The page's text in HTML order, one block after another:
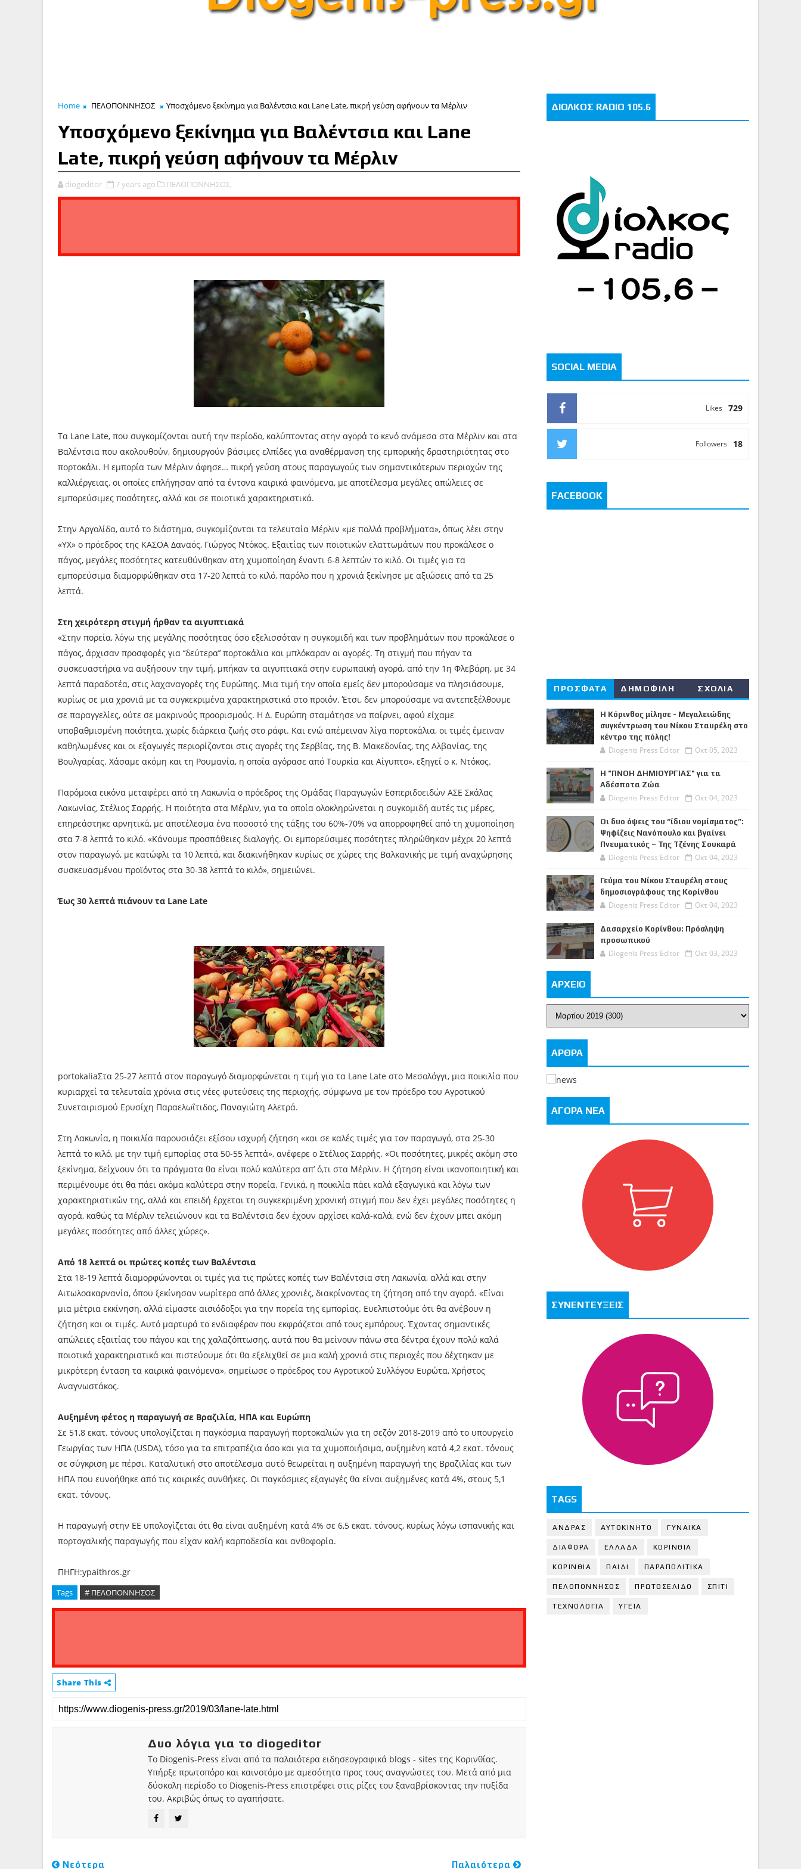
Home ΠΕΛΟΠΟΝΝΗΣΟΣ Υποσχόμενο ξεκίνημα για Βαλέντσια και Lane Late, πικρή γεύση αφήνουν τα Μέρλιν
Υποσχόμενο ξεκίνημα για Βαλέντσια και Lane
Late, πικρή γεύση αφήνουν τα Μέρλιν
diogeditor 7 years ago ΠΕΛΟΠΟΝΝΗΣΟΣ,
Τα Lane Late, που συγκομίζονται αυτή την περίοδο, καλύπτοντας στην αγορά το κενό ανάμεσα στα Μέρλιν και στα
Βαλέντσια που ακολουθούν, δημιουργούν βάσιμες ελπίδες για αναθέρμανση της εμπορικής δραστηριότητας στο
πορτοκάλι. Η εμπορία των Μέρλιν άφησε… πικρή γεύση στους παραγωγούς των σημαντικότερων περιοχών της
καλλιέργειας, οι οποίες επλήγησαν από τα έντονα καιρικά φαινόμενα, με αποτέλεσμα μεγάλες απώλειες σε
εμπορεύσιμες ποσότητες, αλλά και σε ποιοτικά χαρακτηριστικά.
Στην Αργολίδα, αυτό το διάστημα, συγκομίζονται τα τελευταία Μέρλιν «με πολλά προβλήματα», όπως λέει στην
«ΥΧ» ο πρόεδρος της ΚΑΣΟΑ Δαναός, Γιώργος Ντόκος. Εξαιτίας των ποιοτικών ελαττωμάτων που προκάλεσε ο
πάγος, μεγάλες ποσότητες κατευθύνθηκαν στη χυμοποίηση έναντι 6-8 λεπτών το κιλό. Οι τιμές για τα
εμπορεύσιμα διαμορφώθηκαν στα 17-20 λεπτά το κιλό, παρόλο που η χρονιά ξεκίνησε με αξιώσεις από τα 25
λεπτά.
Στη χειρότερη στιγμή ήρθαν τα αιγυπτιακά
«Στην πορεία, λόγω της μεγάλης ποσότητας όσο εξελισσόταν η συγκομιδή και των προβλημάτων που προκάλεσε ο
πάγος, άρχισαν προσφορές για ‘‘δεύτερα’’ πορτοκάλια και μπλόκαραν οι αγορές. Τη στιγμή που πήγαν τα
συσκευαστήρια να αυξήσουν την τιμή, μπήκαν τα αιγυπτιακά στην ευρωπαϊκή αγορά, από την 1η Φλεβάρη, με 34
λεπτά παραδοτέα, στις λαχαναγορές της Ευρώπης. Μια τιμή την οποία εμείς δεν μπορούσαμε να πλησιάσουμε,
κυρίως σε μια χρονιά με τα συγκεκριμένα χαρακτηριστικά στο προϊόν. Έτσι, δεν μπορούσαμε να αντεπεξέλθουμε
σε παραγγελίες, ούτε σε μακρινούς προορισμούς. Η Δ. Ευρώπη σταμάτησε να παίρνει, αφού είχαμε
υποβαθμισμένη ποιότητα, χωρίς διάρκεια ζωής στο ράφι. Και ενώ απέμειναν λίγα πορτοκάλια, οι τιμές έμειναν
καθηλωμένες και οι εξαγωγές περιορίζονται στις αγορές της Σερβίας, της Β. Μακεδονίας, της Αλβανίας, της
Βουλγαρίας. Χάσαμε ακόμη και τη Ρουμανία, η οποία αγόρασε από Τουρκία και Αίγυπτο», εξηγεί ο κ. Ντόκος.
Παρόμοια εικόνα μεταφέρει από τη Λακωνία ο πρόεδρος της Ομάδας Παραγωγών Εσπεριδοειδών ΑΣΕ Σκάλας
Λακωνίας, Στέλιος Σαρρής. Η ποιότητα στα Μέρλιν, για τα οποία ολοκληρώνεται η συγκομιδή αυτές τις μέρες,
επηρεάστηκε αρνητικά, με αποτέλεσμα ένα ποσοστό της τάξης του 60%-70% να απορροφηθεί από τη χυμοποίηση
στα 7-8 λεπτά το κιλό. «Κάνουμε προσπάθειες διαλογής. Οι εμπορεύσιμες ποσότητες πληρώθηκαν μέχρι 20 λεπτά
στον παραγωγό, με κατώφλι τα 10 λεπτά, και διακινήθηκαν κυρίως σε χώρες της Βαλκανικής με τιμή αναχώρησης
συσκευασμένου προϊόντος στα 30-38 λεπτά το κιλό», σημειώνει.
Έως 30 λεπτά πιάνουν τα Lane Late
portokaliaΣτα 25-27 λεπτά στον παραγωγό διαμορφώνεται η τιμή για τα Lane Late στο Μεσολόγγι, μια ποικιλία που
κυριαρχεί τα τελευταία χρόνια στις νέες φυτεύσεις της περιοχής, σύμφωνα με τον πρόεδρο του Αγροτικού
Συνεταιρισμού Ερυσίχη Παραελωΐτιδος, Παναγιώτη Αλετρά.
Στη Λακωνία, η ποικιλία παρουσιάζει εξίσου ισχυρή ζήτηση «και σε καλές τιμές για τον παραγωγό, στα 25-30
λεπτά το κιλό, με την τιμή εμπορίας στα 50-55 λεπτά», ανέφερε ο Στέλιος Σαρρής. «Οι ποσότητες, μικρές ακόμη στο
ξεκίνημα, δείχνουν ότι τα πράγματα θα είναι πολύ καλύτερα απ’ ό,τι στα Μέρλιν. Η ζήτηση είναι ικανοποιητική και
περιμένουμε ότι θα πάει ακόμα καλύτερα στην πορεία. Γενικά, η ποικιλία πάει καλά εξαγωγικά και λόγω των
χαρακτηριστικών της, αλλά και επειδή έρχεται τη συγκεκριμένη χρονική στιγμή που δεν έχει μεγάλες ποσότητες η
αγορά, καθώς τα Μέρλιν τελειώνουν και τα Βαλέντσια δεν έχουν αρχίσει καλά-καλά, ενώ δεν έχουν μπει ακόμη
μεγάλες ποσότητες από άλλες χώρες».
Από 18 λεπτά οι πρώτες κοπές των Βαλέντσια
Στα 18-19 λεπτά διαμορφώνονται οι τιμές για τις πρώτες κοπές των Βαλέντσια στη Λακωνία, αλλά και στην
Αιτωλοακαρνανία, όπου ξεκίνησαν νωρίτερα από άλλες χρονιές, διακρίνοντας τη ζήτηση από την αγορά. «Είναι
μια μέτρια εκκίνηση, αλλά είμαστε αισιόδοξοι για την πορεία της εμπορίας. Ευελπιστούμε ότι θα ανέβουν η
ζήτηση και οι τιμές. Αυτό μαρτυρά το ενδιαφέρον που εκφράζεται από τους εμπόρους. Έχοντας σημαντικές
απώλειες εξαιτίας του πάγου και της χαλαζόπτωσης, αυτά που θα μείνουν πάνω στα δέντρα έχουν πολύ καλά
ποιοτικά χαρακτηριστικά και πιστεύουμε ότι θα εξελιχθεί σε μια καλή χρονιά στις περιοχές που δέχτηκαν με
μικρότερη ένταση τα καιρικά φαινόμενα», σημείωσε ο πρόεδρος του Αγροτικού Συλλόγου Ευρώτα, Χρήστος
Αναγνωστάκος.
Αυξημένη φέτος η παραγωγή σε Βραζιλία, ΗΠΑ και Ευρώπη
Σε 51,8 εκατ. τόνους υπολογίζεται η παγκόσμια παραγωγή πορτοκαλιών για τη σεζόν 2018-2019 από το υπουργείο
Γεωργίας των ΗΠΑ (USDA), τόσο για τα επιτραπέζια όσο και για τα χυμοποιήσιμα, αυξημένη κατά 4,2 εκατ. τόνους
σε σύγκριση με πέρσι. Καταλυτική στο αποτέλεσμα αυτό θεωρείται η αυξημένη παραγωγή της Βραζιλίας και των
ΗΠΑ που ευνοήθηκε από τις καιρικές συνθήκες. Οι παγκόσμιες εξαγωγές θα είναι αυξημένες κατά 4%, στους 5,1
εκατ. τόνους.
Η παραγωγή στην ΕΕ υπολογίζεται ότι θα είναι αυξημένη κατά 4% σε 6,5 εκατ. τόνους, κυρίως λόγω ισπανικής και
πορτογαλικής παραγωγής που είχαν καλή καρποδεσία και ανθοφορία.
ΠΗΓΗ:ypaithros.gr
Tags # ΠΕΛΟΠΟΝΝΗΣΟΣ
Share This
Δυο λόγια για το diogeditor
Το Diogenis-Press είναι από τα παλαιότερα ειδησεογραφικά blogs - sites της Κορινθίας.
Υπήρξε πρωτοπόρο και καινοτόμο με αμεσότητα προς τους αναγνώστες του. Μετά από μια
δύσκολη περίοδο το Diogenis-Press επιστρέφει στις ρίζες του ξαναβρίσκοντας την πυξίδα
του. Ακριβώς όπως το αγαπήσατε.
Νεότερα Παλαιότερα
ΔΙΟΛΚΟΣ RADIO 105.6
SOCIAL MEDIA
729
Likes
18
Followers
FACEBOOK
ΠΡΟΣΦΑΤΑ ΔΗΜΟΦΙΛΗ ΣΧΟΛΙΑ
Η Κόρινθος μίλησε - Μεγαλειώδης
συγκέντρωση του Νίκου Σταυρέλη στο
κέντρο της πόλης!
Diogenis Press Editor Οκτ 05, 2023
Η "ΠΝΟΗ ΔΗΜΙΟΥΡΓΙΑΣ" για τα
Αδέσποτα Ζώα
Diogenis Press Editor Οκτ 04, 2023
Οι δυο όψεις του “ίδιου νομίσματος”:
Ψηφίζεις Νανόπουλο και βγαίνει
Πνευματικός – Της Τζένης Σουκαρά
Diogenis Press Editor Οκτ 04, 2023
Γεύμα του Νίκου Σταυρέλη στους
δημοσιογράφους της Κορίνθου
Diogenis Press Editor Οκτ 04, 2023
Δασαρχείο Κορίνθου: Πρόσληψη
προσωπικού
Diogenis Press Editor Οκτ 03, 2023
ΑΡΧΕΙΟ
ΑΡΘΡΑ
ΑΓΟΡΑ ΝΕΑ
ΣΥΝΕΝΤΕΥΞΕΙΣ
TAGS
ΑΝΔΡΑΣ ΑΥΤΟΚΙΝΗΤΟ ΓΥΝΑΙΚΑ
ΔΙΑΦΟΡΑ ΕΛΛΑΔΑ ΚΟΡΙΝΘΙΑ
ΚΟΡΙΝΘΙA ΠΑΙΔΙ ΠΑΡΑΠΟΛΙΤΙΚΑ
ΠΕΛΟΠΟΝΝΗΣΟΣ ΠΡΩΤΟΣΕΛΙΔΟ ΣΠΙΤΙ
ΤΕΧΝΟΛΟΓΙΑ ΥΓΕΙΑ